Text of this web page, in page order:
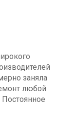
заняла
любой
Постоянное